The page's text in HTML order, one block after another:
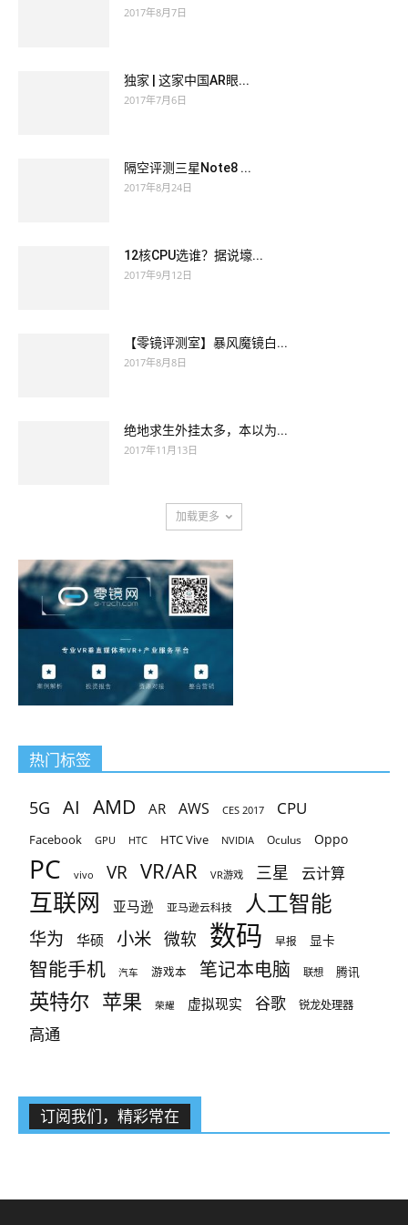
2017年8月7日
独家 | 这家中国AR眼...
2017年7月6日
隔空评测三星Note8 ...
2017年8月24日
12核CPU选谁？据说壕...
2017年9月12日
【零镜评测室】暴风魔镜白...
2017年8月8日
绝地求生外挂太多，本以为...
2017年11月13日
加载更多
热门标签
5G AI AMD AR AWS CES 2017 CPU
Facebook GPU HTC HTC Vive NVIDIA Oculus Oppo
PC vivo VR VR/AR VR游戏 三星 云计算
互联网 亚马逊 亚马逊云科技 人工智能
华为 华硕 小米 微软 数码 早报 显卡
智能手机 汽车 游戏本 笔记本电脑 联想 腾讯
英特尔 苹果 荣耀 虚拟现实 谷歌 锐龙处理器
高通
订阅我们，精彩常在